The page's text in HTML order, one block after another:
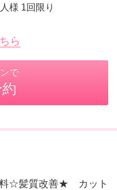
限り
ら
で
料☆髪質改善★ カット